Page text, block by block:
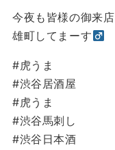
今夜も皆様の御来店
雄町してまーす‍
#虎うま
#渋谷居酒屋
#虎うま
#渋谷馬刺し
#渋谷日本酒